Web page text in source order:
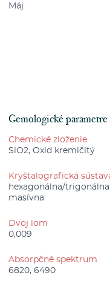
Máj
Gemologické
Chemické zloženie
SiO2, Oxid kremičitý
Kryštalografická
hexagonálna/trigonálna,
masívna
Dvoj lom
0,009
Absorpčné spektrum
6820, 6490